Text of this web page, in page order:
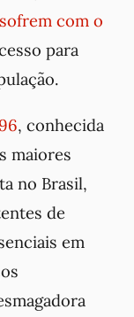
sofrem com o
para
, conhecida
maiores
no Brasil,
de
em